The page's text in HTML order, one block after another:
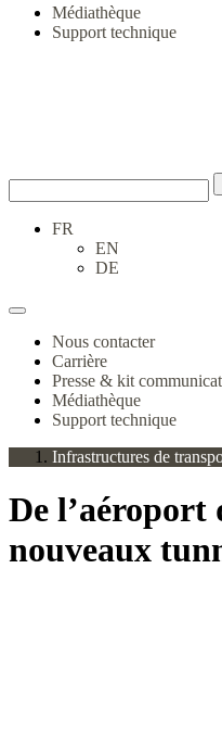
Médiathèque
Support technique
FR
EN
DE
Nous contacter
Carrière
Presse & kit
Médiathèque
Support technique
Infrastructures de
De l’aéroport
nouveaux